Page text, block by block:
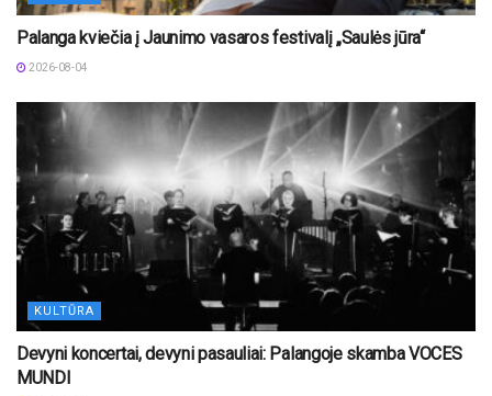
Palanga kviečia į Jaunimo vasaros festivalį „Saulės jūra“
2026-08-04
KULTŪRA
Devyni koncertai, devyni pasauliai: Palangoje skamba VOCES
MUNDI